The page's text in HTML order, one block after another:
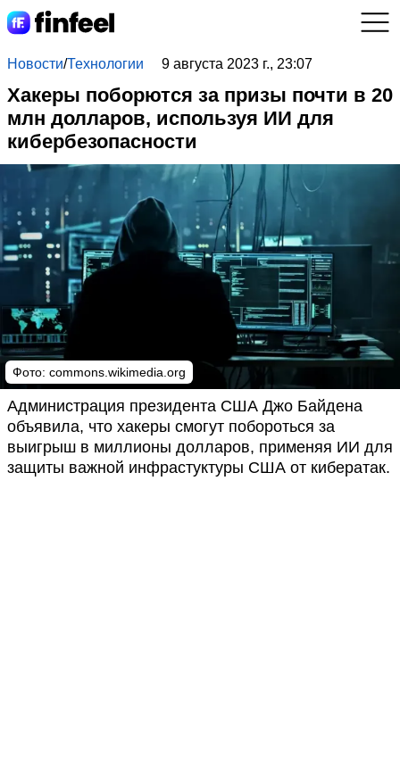
Новости/Технологии 9 августа 2023 г., 23:07
Хакеры поборются за призы почти в 20
млн долларов, используя ИИ для
кибербезопасности
Фото: commons.wikimedia.org
Администрация президента США Джо Байдена
объявила, что хакеры смогут побороться за
выигрыш в миллионы долларов, применяя ИИ для
защиты важной инфрастуктуры США от кибератак.